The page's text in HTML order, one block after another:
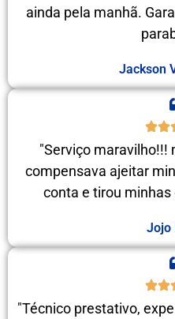
ainda pela manhã.
Jackson
"Serviço maravilho!!!
compensava ajeitar
conta e tirou
Jojo
"Técnico prestativo,